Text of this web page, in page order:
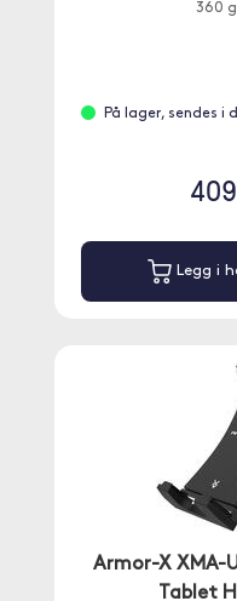
360
På lager, sendes i
Legg i
Armor-X XMA-
Tablet